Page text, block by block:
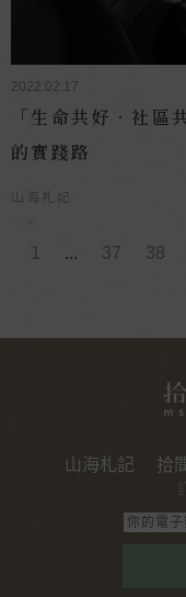
2022.02.17
「生命共好‧社區
的實踐路
山海札記
1 ... 37 38
山海札記 拾